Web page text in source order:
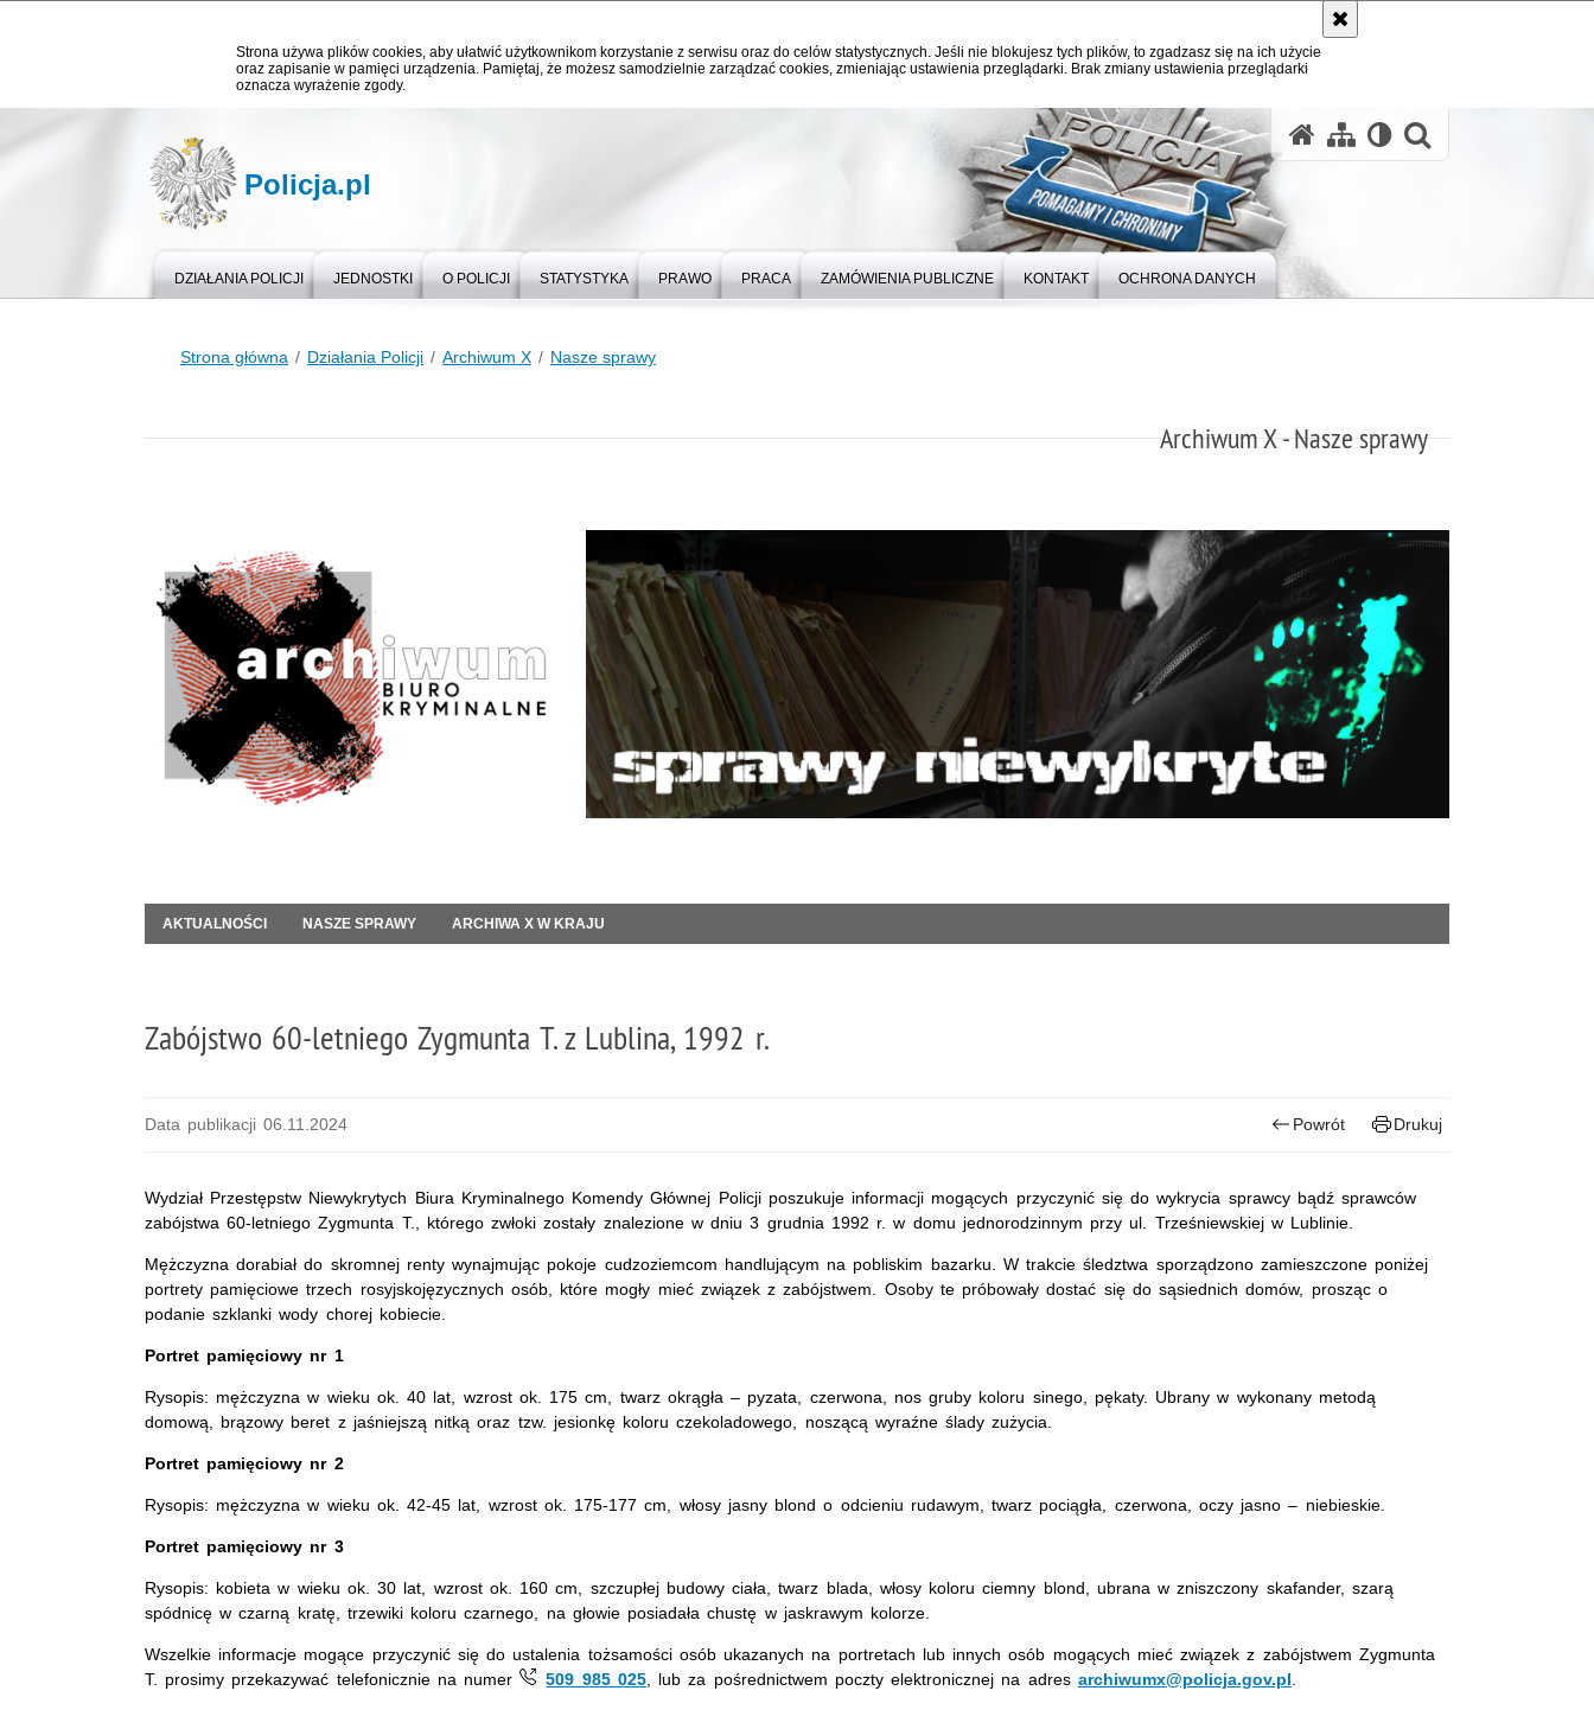
Strona używa plików cookies, aby ułatwić użytkownikom korzystanie z serwisu oraz do celów statystycznych. Jeśli nie blokujesz tych plików, to zgadzasz się na ich użycie
oraz zapisanie w pamięci urządzenia. Pamiętaj, że możesz samodzielnie zarządzać cookies, zmieniając ustawienia przeglądarki. Brak zmiany ustawienia przeglądarki
oznacza wyrażenie zgody.
Policja.pl
DZIAŁANIA POLICJI JEDNOSTKI O POLICJI STATYSTYKA PRAWO PRACA ZAMÓWIENIA PUBLICZNE KONTAKT OCHRONA DANYCH
Strona główna Działania Policji Archiwum X Nasze sprawy
Archiwum X - Nasze sprawy
AKTUALNOŚCI NASZE SPRAWY ARCHIWA X W KRAJU
Zabójstwo 60-letniego Zygmunta T. z Lublina, 1992 r.
Data publikacji 06.11.2024 Powrót Drukuj
Wydział Przestępstw Niewykrytych Biura Kryminalnego Komendy Głównej Policji poszukuje informacji mogących przyczynić się do wykrycia sprawcy bądź sprawców
zabójstwa 60-letniego Zygmunta T., którego zwłoki zostały znalezione w dniu 3 grudnia 1992 r. w domu jednorodzinnym przy ul. Trześniewskiej w Lublinie.
Mężczyzna dorabiał do skromnej renty wynajmując pokoje cudzoziemcom handlującym na pobliskim bazarku. W trakcie śledztwa sporządzono zamieszczone poniżej
portrety pamięciowe trzech rosyjskojęzycznych osób, które mogły mieć związek z zabójstwem. Osoby te próbowały dostać się do sąsiednich domów, prosząc o
podanie szklanki wody chorej kobiecie.
Portret pamięciowy nr 1
Rysopis: mężczyzna w wieku ok. 40 lat, wzrost ok. 175 cm, twarz okrągła – pyzata, czerwona, nos gruby koloru sinego, pękaty. Ubrany w wykonany metodą
domową, brązowy beret z jaśniejszą nitką oraz tzw. jesionkę koloru czekoladowego, noszącą wyraźne ślady zużycia.
Portret pamięciowy nr 2
Rysopis: mężczyzna w wieku ok. 42-45 lat, wzrost ok. 175-177 cm, włosy jasny blond o odcieniu rudawym, twarz pociągła, czerwona, oczy jasno – niebieskie.
Portret pamięciowy nr 3
Rysopis: kobieta w wieku ok. 30 lat, wzrost ok. 160 cm, szczupłej budowy ciała, twarz blada, włosy koloru ciemny blond, ubrana w zniszczony skafander, szarą
spódnicę w czarną kratę, trzewiki koloru czarnego, na głowie posiadała chustę w jaskrawym kolorze.
Wszelkie informacje mogące przyczynić się do ustalenia tożsamości osób ukazanych na portretach lub innych osób mogących mieć związek z zabójstwem Zygmunta
T. prosimy przekazywać telefonicznie na numer
509 985 025, lub za pośrednictwem poczty elektronicznej na adres archiwumx@policja.gov.pl